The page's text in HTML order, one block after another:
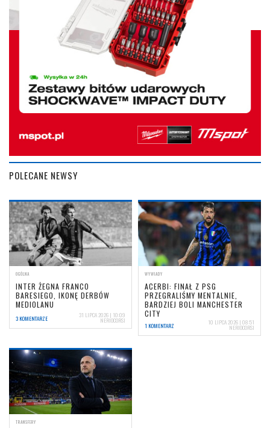
POLECANE NEWSY
OGÓLNA
INTER ŻEGNA FRANCO
BARESIEGO, IKONĘ DERBÓW
MEDIOLANU
3 KOMENTARZE 31 LIPCA 2026 | 10:09
NERIOCORSI
WYWIADY
ACERBI: FINAŁ Z PSG
PRZEGRALIŚMY MENTALNIE,
BARDZIEJ BOLI MANCHESTER
CITY
1 KOMENTARZ 10 LIPCA 2026 | 08:51
NERIOCORSI
TRANSFERY